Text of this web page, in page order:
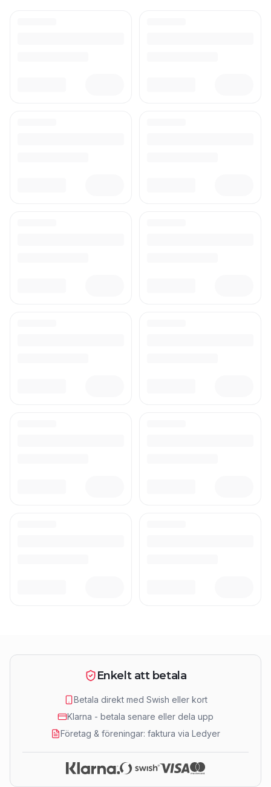
Enkelt att betala
Betala direkt med Swish eller kort
Klarna - betala senare eller dela upp
Företag & föreningar: faktura via Ledyer